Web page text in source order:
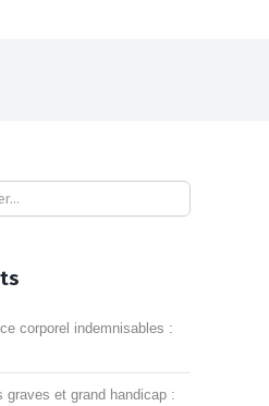
corporel indemnisables :
graves et grand handicap :